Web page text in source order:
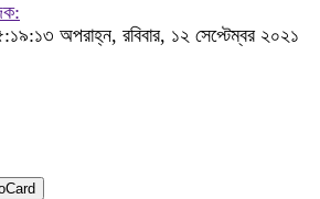
অপরাহ্ন, রবিবার, ১২ সেপ্টেম্বর ২০২১